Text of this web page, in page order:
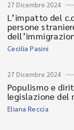
27 Dicembre 2024
L’impatto del
persone
Cecilia Pasini
27 Dicembre 2024
Populismo e
legislazione del
Eliana Reccia